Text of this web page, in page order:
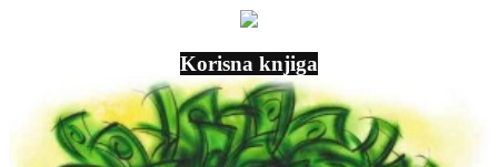
Korisna knjiga